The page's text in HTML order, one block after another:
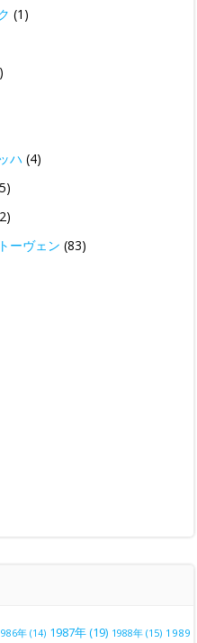
(1)
ハ (4)
ーヴェン (83)
年 (14) 1987年(19) 1988年 (15) 1989